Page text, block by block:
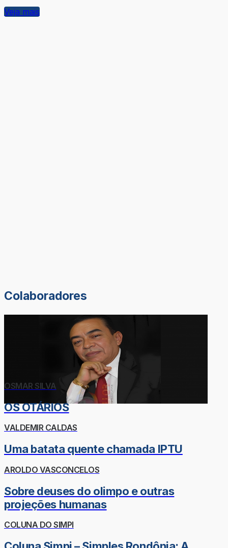
Veja mais
Colaboradores
OSMAR SILVA
OS OTÁRIOS
VALDEMIR CALDAS
Uma batata quente chamada IPTU
AROLDO VASCONCELOS
Sobre deuses do olimpo e outras
projeções humanas
COLUNA DO SIMPI